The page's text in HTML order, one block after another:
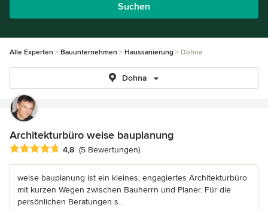
Suchen
Alle Experten Bauunternehmen Haussanierung Dohna
Dohna
Architekturbüro weise bauplanung
Durchschnittliche Bewertung: 4.8 von 5 Sternen
4,8 (5 Bewertungen)
weise bauplanung ist ein kleines, engagiertes Architekturbüro
mit kurzen Wegen zwischen Bauherrn und Planer. Für die
persönlichen Beratungen s...